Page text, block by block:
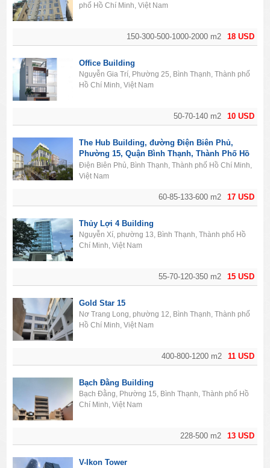
18 USD
150-300-500-1000-2000 m2
phố Hồ Chí Minh, Việt Nam
10 USD
50-70-140 m2
Office Building
Nguyễn Gia Trí, Phường 25, Bình Thạnh, Thành phố
Hồ Chí Minh, Việt Nam
17 USD
60-85-133-600 m2
The Hub Building, đường Điện Biên Phủ,
Phường 15, Quận Bình Thạnh, Thành Phố Hồ
Chí Minh
Điện Biên Phủ, Bình Thạnh, Thành phố Hồ Chí Minh,
Việt Nam
15 USD
55-70-120-350 m2
Thủy Lợi 4 Building
Nguyễn Xí, phường 13, Bình Thạnh, Thành phố Hồ
Chí Minh, Việt Nam
11 USD
400-800-1200 m2
Gold Star 15
Nơ Trang Long, phường 12, Bình Thạnh, Thành phố
Hồ Chí Minh, Việt Nam
13 USD
228-500 m2
Bạch Đằng Building
Bạch Đằng, Phường 15, Bình Thạnh, Thành phố Hồ
Chí Minh, Việt Nam
V-Ikon Tower